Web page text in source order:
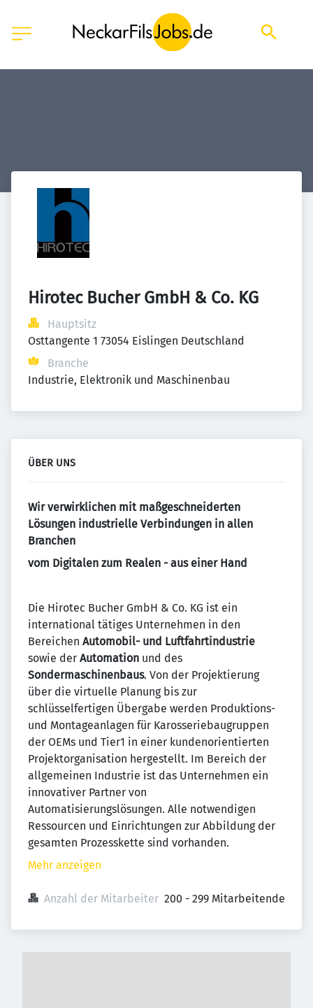
Hirotec Bucher GmbH & Co. KG
Hauptsitz
Osttangente 1 73054 Eislingen Deutschland
Branche
Industrie, Elektronik und Maschinenbau
ÜBER UNS
Wir verwirklichen mit maßgeschneiderten
Lösungen industrielle Verbindungen in allen
Branchen
vom Digitalen zum Realen - aus einer Hand
Die Hirotec Bucher GmbH & Co. KG ist ein
international tätiges Unternehmen in den
Bereichen Automobil- und Luftfahrtindustrie
sowie der Automation und des
Sondermaschinenbaus. Von der Projektierung
über die virtuelle Planung bis zur
schlüsselfertigen Übergabe werden Produktions-
und Montageanlagen für Karosseriebaugruppen
der OEMs und Tier1 in einer kundenorientierten
Projektorganisation hergestellt. Im Bereich der
allgemeinen Industrie ist das Unternehmen ein
innovativer Partner von
Automatisierungslösungen. Alle notwendigen
Ressourcen und Einrichtungen zur Abbildung der
gesamten Prozesskette sind vorhanden.
Mehr anzeigen
Anzahl der Mitarbeiter 200 - 299 Mitarbeitende